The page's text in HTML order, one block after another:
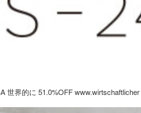
世界的に 51.0%OFF www.wirtschaftlicher